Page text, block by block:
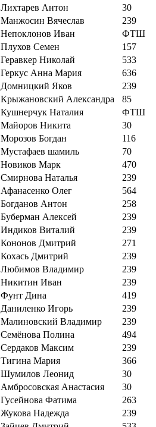
Лихтарев Антон
30
Манжосин Вячеслав
239
Непоклонов Иван
ФТШ
Плухов Семен
157
Геравкер Николай
533
Геркус Анна Мария
636
Домницкий Яков
239
Крыжановский Александра
85
Кушнерчук Наталия
ФТШ
Майоров Никита
30
Морозов Богдан
116
Мустафаев шамиль
70
Новиков Марк
470
Смирнова Наталья
239
Афанасенко Олег
564
Богданов Антон
258
Буберман Алексей
239
Индиков Виталий
239
Кононов Дмитрий
271
Кохась Дмитрий
239
Любимов Владимир
239
Никитин Иван
239
Фунт Дина
419
Даниленко Игорь
239
Малиновский Владимир
239
Семёнова Полина
494
Сердаков Максим
239
Тигина Мария
366
Шумилов Леонид
30
Амбросовская Анастасия
30
Гусейнова Фатима
263
Жукова Надежда
239